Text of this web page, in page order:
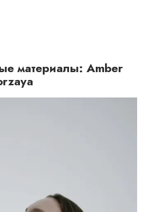
материалы: Amber